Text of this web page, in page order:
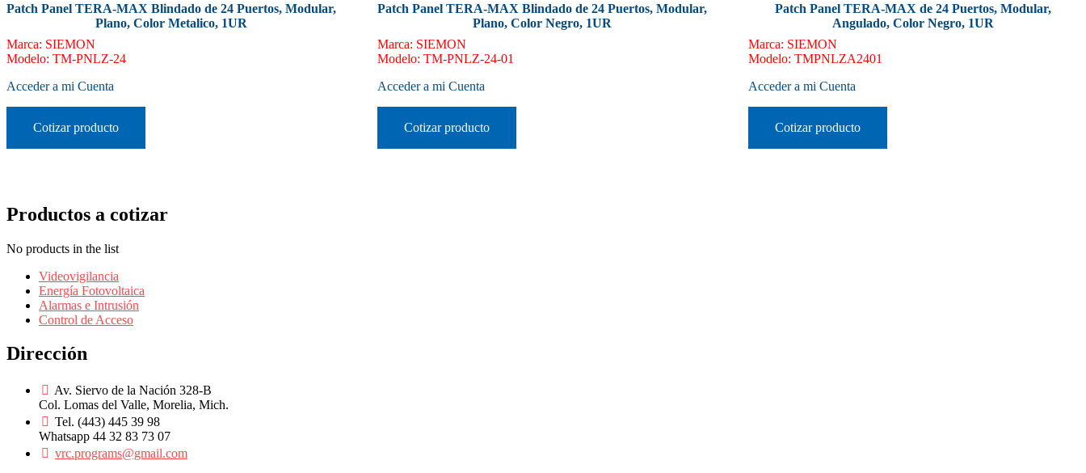
Patch Panel TERA-MAX Blindado de 24 Puertos, Modular,
Plano, Color Metalico, 1UR
Marca: SIEMON
Modelo: TM-PNLZ-24
Acceder a mi Cuenta
Cotizar producto
Patch Panel TERA-MAX Blindado de 24 Puertos, Modular,
Plano, Color Negro, 1UR
Marca: SIEMON
Modelo: TM-PNLZ-24-01
Acceder a mi Cuenta
Cotizar producto
Patch Panel TERA-MAX de 24 Puertos, Modular,
Angulado, Color Negro, 1UR
Marca: SIEMON
Modelo: TMPNLZA2401
Acceder a mi Cuenta
Cotizar producto
Productos a cotizar
No products in the list
Videovigilancia
Energía Fotovoltaica
Alarmas e Intrusión
Control de Acceso
Dirección
Av. Siervo de la Nación 328-B
Col. Lomas del Valle, Morelia, Mich.
Tel. (443) 445 39 98
Whatsapp 44 32 83 73 07
vrc.programs@gmail.com